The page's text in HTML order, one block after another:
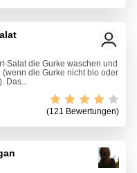
Salat die Gurke waschen und
die Gurke nicht bio oder
Das...
(121 Bewertungen)